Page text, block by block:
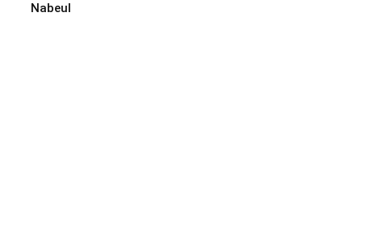
Nabeul